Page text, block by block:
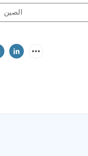
الصين